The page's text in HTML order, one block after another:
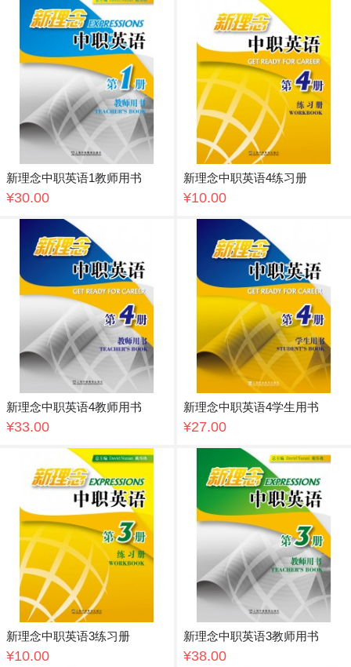
新理念中职英语1教师用书
¥30.00
新理念中职英语4练习册
¥10.00
新理念中职英语4教师用书
¥33.00
新理念中职英语4学生用书
¥27.00
新理念中职英语3练习册
¥10.00
新理念中职英语3教师用书
¥38.00